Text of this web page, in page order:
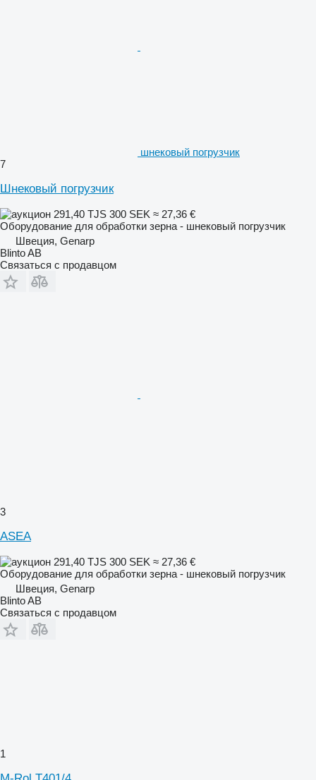
шнековый погрузчик
7
Шнековый погрузчик
291,40 TJS 300 SEK ≈ 27,36 €
Оборудование для обработки зерна - шнековый погрузчик
Швеция, Genarp
Blinto AB
Связаться с продавцом
3
ASEA
291,40 TJS 300 SEK ≈ 27,36 €
Оборудование для обработки зерна - шнековый погрузчик
Швеция, Genarp
Blinto AB
Связаться с продавцом
1